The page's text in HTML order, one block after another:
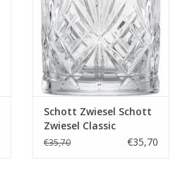
Schott Zwiesel Schott
Zwiesel Classic
Whiskyglas 60 - 0.334
€35,70 €35,70